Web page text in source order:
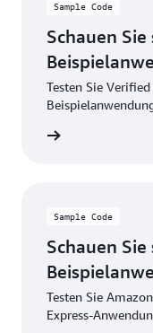
Sample Code
Schauen Sie
Testen Sie
Sample Code
Schauen Sie
Testen Sie
Express-